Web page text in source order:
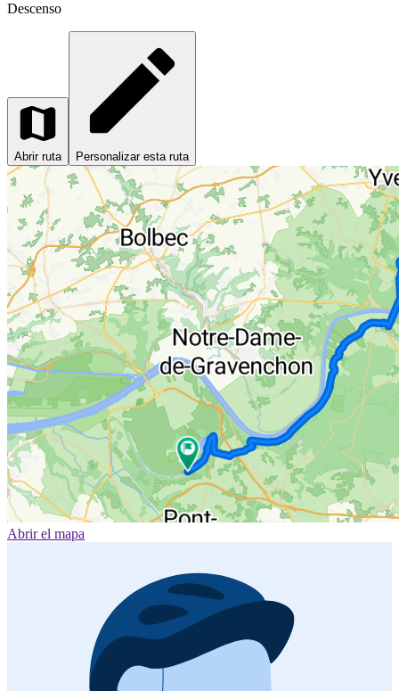
Descenso
Abrir ruta Personalizar esta ruta
Abrir el mapa